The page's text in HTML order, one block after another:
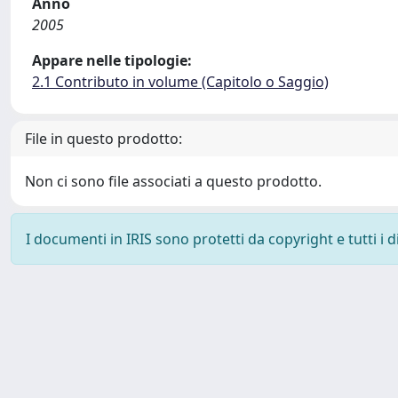
2005
Appare nelle tipologie:
2.1 Contributo in volume (Capitolo o Saggio)
File in questo prodotto:
Non ci sono file associati a questo prodotto.
I documenti in IRIS sono protetti da copyright e tutti i